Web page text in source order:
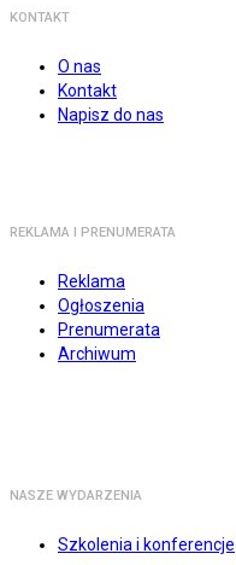
KONTAKT
O nas
Kontakt
Napisz do nas
REKLAMA I PRENUMERATA
Reklama
Ogłoszenia
Prenumerata
Archiwum
NASZE WYDARZENIA
Szkolenia i konferencje